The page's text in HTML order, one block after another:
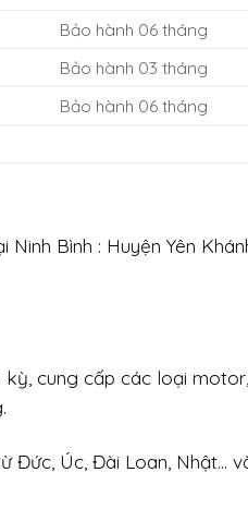
Bảo hành 06 tháng
Bảo hành 03 tháng
Bảo hành 06 tháng
Bình : Huyện Yên
kỳ, cung cấp các loại
Đức, Úc, Đài Loan, Nhật…